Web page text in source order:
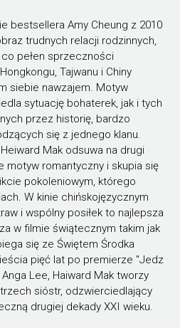
bestsellera Amy Cheung z 2010
trudnych relacji rodzinnych,
pełen sprzeczności
Tajwanu i Chiny
siebie nawzajem. Motyw
sytuację bohaterek, jak i tych
przez historię, bardzo
się z jednego klanu.
Mak odsuwa na drugi
motyw romantyczny i skupia się
pokoleniowym, którego
W kinie chińskojęzycznym
i wspólny posiłek to najlepsza
w filmie świątecznym takim jak
się ze Świętem Środka
pięć lat po premierze "Jedz
Lee, Haiward Mak tworzy
sióstr, odzwierciedlający
drugiej dekady XXI wieku.